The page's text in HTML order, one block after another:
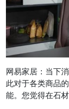
网易家居：当下
此对于各类商品
能。您觉得在石